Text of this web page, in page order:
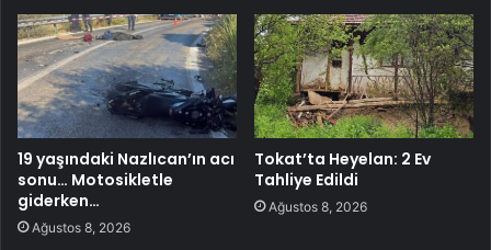
19 yaşındaki Nazlıcan’ın acı
sonu… Motosikletle
giderken…
Ağustos 8, 2026
Tokat’ta Heyelan: 2 Ev
Tahliye Edildi
Ağustos 8, 2026